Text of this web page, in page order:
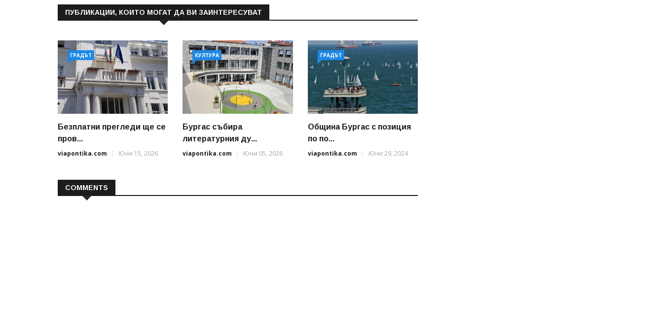
ПУБЛИКАЦИИ, КОИТО МОГАТ ДА ВИ ЗАИНТЕРЕСУВАТ
ГРАДЪТ
Безплатни прегледи ще се
пров...
viapontika.com
Юни 15, 2026
КУЛТУРА
Бургас събира
литературния ду...
viapontika.com
Юни 05, 2026
ГРАДЪТ
Община Бургас с позиция
по по...
viapontika.com
Юни 29, 2024
COMMENTS